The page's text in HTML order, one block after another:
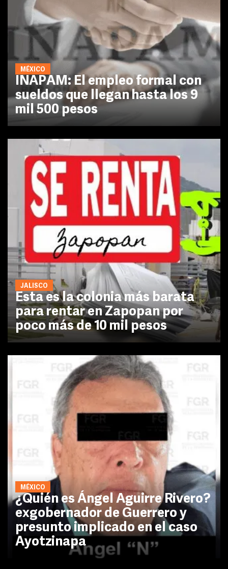
MÉXICO
INAPAM: El empleo formal con
sueldos que llegan hasta los 9
mil 500 pesos
JALISCO
Esta es la colonia más barata
para rentar en Zapopan por
poco más de 10 mil pesos
MÉXICO
¿Quién es Ángel Aguirre Rivero?
exgobernador de Guerrero y
presunto implicado en el caso
Ayotzinapa